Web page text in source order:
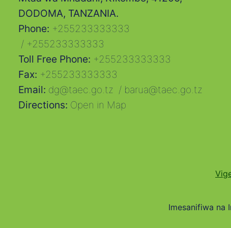
DODOMA, TANZANIA.
Phone: +255233333333
/ +255233333333
Toll Free Phone: +255233333333
Fax: +255233333333
Email: dg@taec.go.tz / barua@taec.go.tz
Directions: Open in Map
Imesanifiwa na